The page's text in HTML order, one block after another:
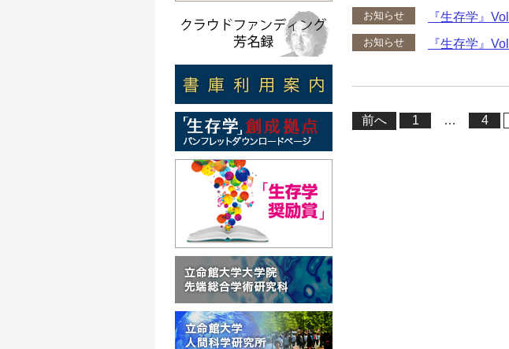
お知らせ 『生存学』
お知らせ 『生存学』
稿
前へ 1 … 4